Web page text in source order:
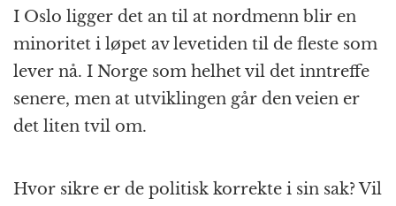
I Oslo ligger det an til at nordmenn blir en
minoritet i løpet av levetiden til de fleste som
lever nå. I Norge som helhet vil det inntreffe
senere, men at utviklingen går den veien er
det liten tvil om.
Hvor sikre er de politisk korrekte i sin sak? Vil